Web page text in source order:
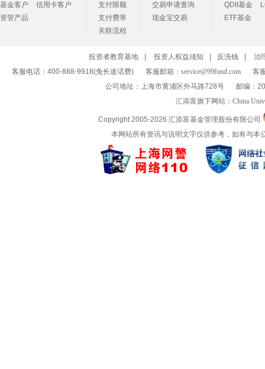
基金客户
信用卡客户
资管产品
支付限额
支付费率
关联流程
交易申请查询
现金宝交易
QDII基金
ETF基金
投资者教育基地 投资人权益须知 反洗钱
治
客服电话：400-888-9918(免长途话费)
客服邮箱： service@99fund.com
客
公司地址：上海市黄浦区外马路728号
邮编：
汇添富旗下网站： China
Copyright 2005-2026 汇添富基金管理股份有限公司
本网站所有资讯与说明文字仅供参考，如有与本